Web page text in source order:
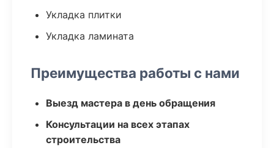
Укладка плитки
Укладка ламината
Преимущества работы с нами
Выезд мастера в день обращения
Консультации на всех этапах
строительства